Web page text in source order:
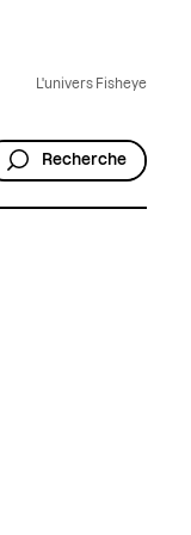
L'univers Fisheye
Recherche